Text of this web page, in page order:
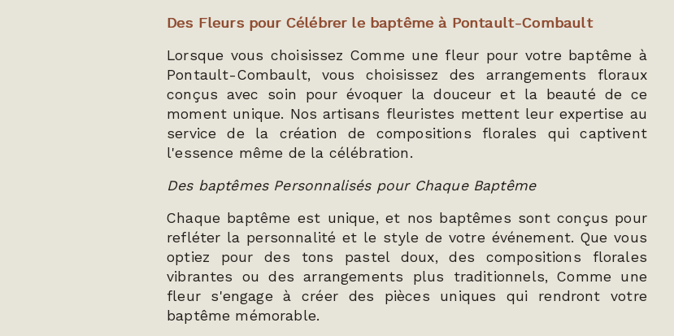
Des Fleurs pour Célébrer le baptême à Pontault-Combault
Lorsque vous choisissez Comme une fleur pour votre baptême à
Pontault-Combault, vous choisissez des arrangements floraux
conçus avec soin pour évoquer la douceur et la beauté de ce
moment unique. Nos artisans fleuristes mettent leur expertise au
service de la création de compositions florales qui captivent
l'essence même de la célébration.
Des baptêmes Personnalisés pour Chaque Baptême
Chaque baptême est unique, et nos baptêmes sont conçus pour
refléter la personnalité et le style de votre événement. Que vous
optiez pour des tons pastel doux, des compositions florales
vibrantes ou des arrangements plus traditionnels, Comme une
fleur s'engage à créer des pièces uniques qui rendront votre
baptême mémorable.